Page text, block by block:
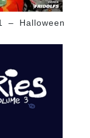
– Halloween